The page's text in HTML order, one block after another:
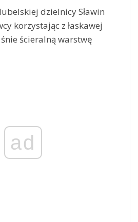
dzielnicy Sławin
korzystając z łaskawej
ścieralną warstwę
ad